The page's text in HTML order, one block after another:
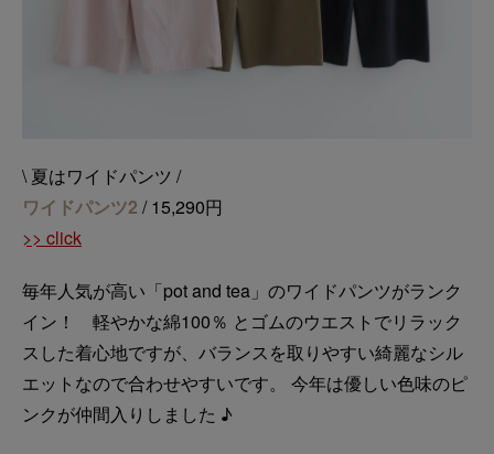
\ 夏はワイドパンツ /
ワイドパンツ2 / 15,290円
>> click
毎年人気が高い「pot and tea」のワイドパンツがランク
イン！ 軽やかな綿100％ とゴムのウエストでリラック
スした着心地ですが、バランスを取りやすい綺麗なシル
エットなので合わせやすいです。 今年は優しい色味のピ
ンクが仲間入りしました ♪